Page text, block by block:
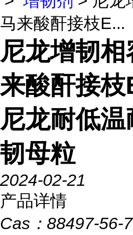
马来酸酐接枝E...
尼龙增韧相
来酸酐接枝
尼龙耐低
韧母粒
2024-02-21
产品详情
Cas： 88497-56-7